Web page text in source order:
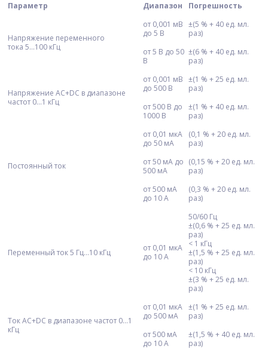
Параметр Диапазон Погрешность
Напряжение переменного
тока 5...100 кГц
от 0,001 мВ
до 5 В
±(5 % + 40 ед. мл.
раз)
от 5 В до 50
В
±(6 % + 40 ед. мл.
раз)
Напряжение AC+DC в диапазоне
частот 0...1 кГц
от 0,001 мВ
до 500 В
±(1 % + 25 ед. мл.
раз)
от 500 В до
1000 В
±(1 % + 40 ед. мл.
раз)
Постоянный ток
от 0,01 мкА
до 50 мА
(0,1 % + 20 ед. мл.
раз)
от 50 мА до
500 мА
(0,15 % + 20 ед. мл.
раз)
от 500 мА
до 10 А
(0,3 % + 20 ед. мл.
раз)
Переменный ток 5 Гц…10 кГц
от 0,01 мкА
до 10 А
50/60 Гц
±(0,6 % + 25 ед. мл.
раз)
< 1 кГц
±(1,5 % + 25 ед. мл.
раз)
< 10 кГц
±(3 % + 25 ед. мл.
раз)
Ток AC+DC в диапазоне частот 0...1
кГц
от 0,01 мкА
до 500 мА
±(1 % + 25 ед. мл.
раз)
от 500 мА
до 10 А
±(1,5 % + 40 ед. мл.
раз)